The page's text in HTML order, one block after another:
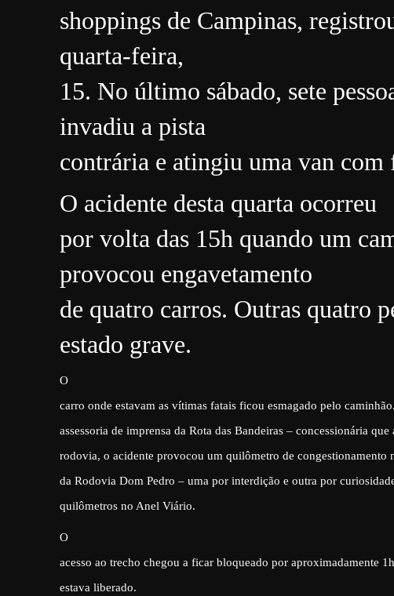
shoppings de Campinas,
quarta-feira,
15. No último sábado, sete
invadiu a pista
contrária e atingiu uma van
O acidente desta quarta ocorreu
por volta das 15h quando um
provocou engavetamento
de quatro carros. Outras quatro
estado grave.
O
carro onde estavam as vítimas fatais ficou esmagado pelo
assessoria de imprensa da Rota das Bandeiras – concessionária que
rodovia, o acidente provocou um quilômetro de congestionamento
da Rodovia Dom Pedro – uma por interdição e outra por
quilômetros no Anel Viário.
O
acesso ao trecho chegou a ficar bloqueado por aproximadamente
estava liberado.